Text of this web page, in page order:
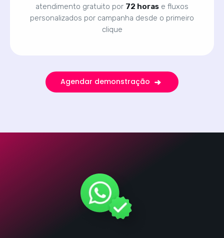
atendimento gratuito por 72 horas e fluxos
personalizados por campanha desde o primeiro
clique
Agendar demonstração